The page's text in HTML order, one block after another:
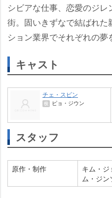
シビアな仕事、恋愛のジ
街。固いきずなで結ばれた
ション業界でそれぞれの夢
キャスト
チェ・スビン
役 ピョ・ジウン
スタッフ
原作・制作
キム・ジ
ム・ジン